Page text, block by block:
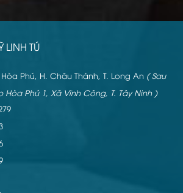
LINH TÚ
Phú, H. Châu Thành, T. Long An ( Sau
Hòa Phú 1, Xã Vĩnh Công, T. Tây Ninh )